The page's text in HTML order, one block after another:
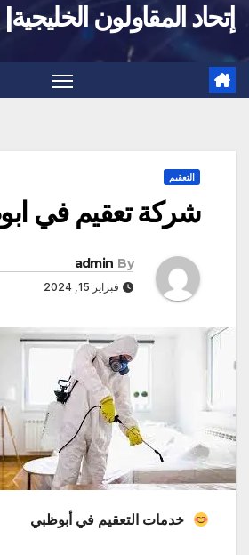
إتحاد المقاولون الخليجية| 0556115019
التعقيم
شركة تعقيم في
By
admin
فبراير 15, 2024
خدمات التعقيم في أبوظبي